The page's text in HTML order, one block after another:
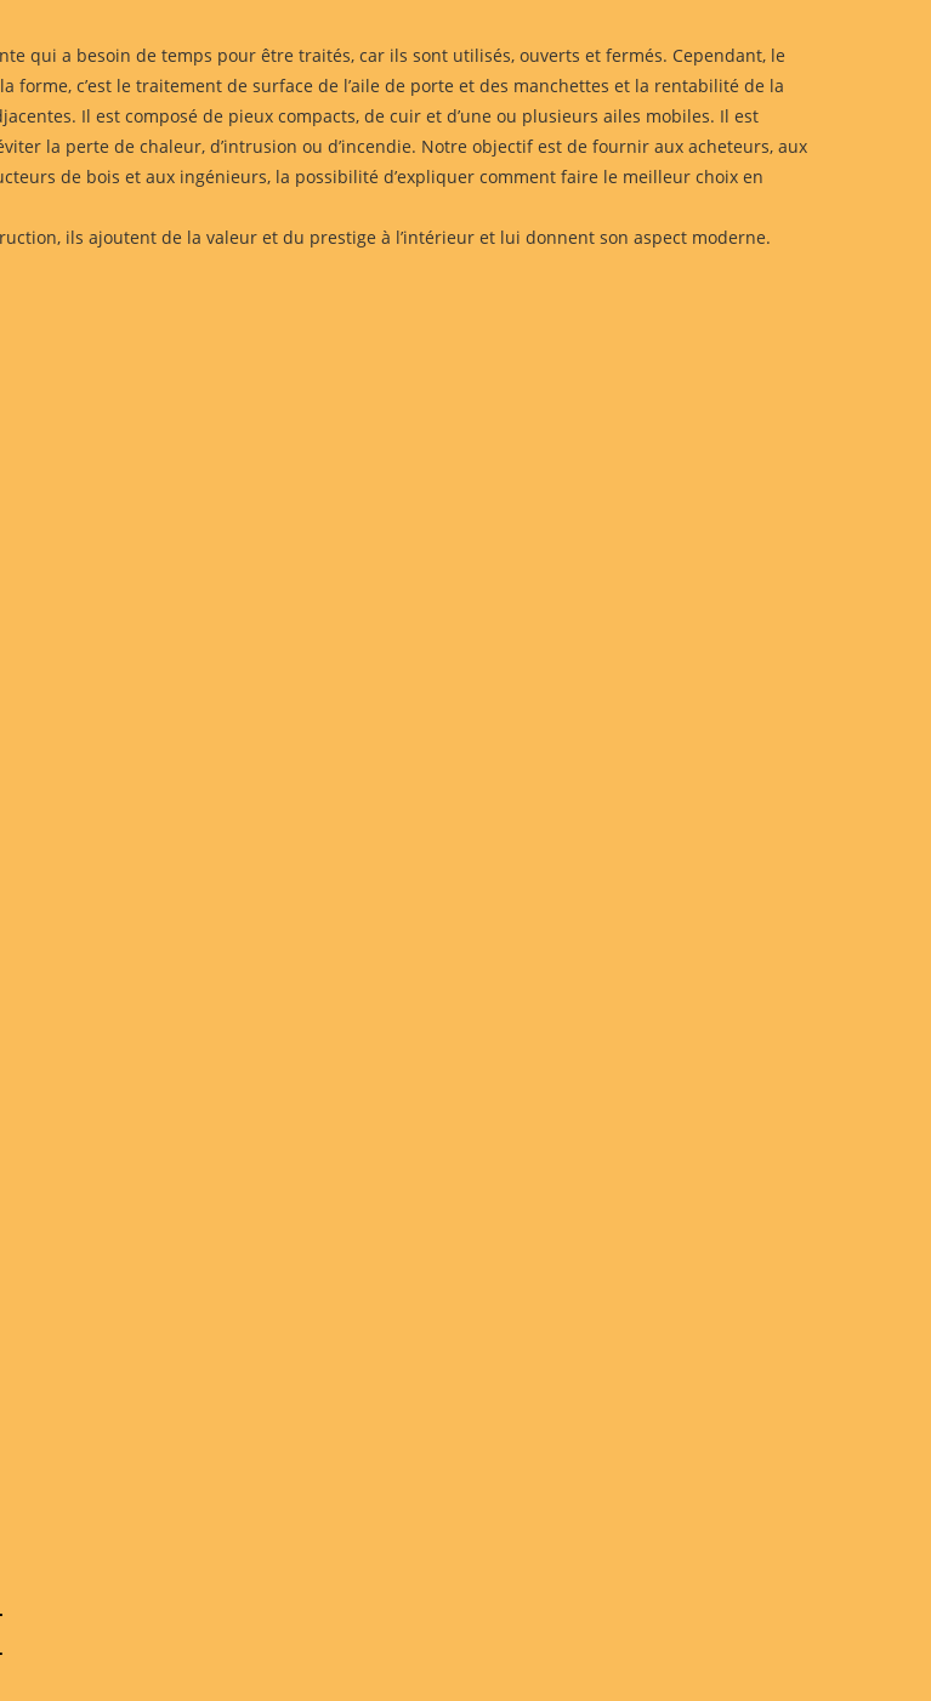
qui a besoin de temps pour être traités, car ils sont utilisés, ouverts et fermés. Cependant, le
c’est le traitement de surface de l’aile de porte et des manchettes et la rentabilité de la
Il est composé de pieux compacts, de cuir et d’une ou plusieurs ailes mobiles. Il est
la perte de chaleur, d’intrusion ou d’incendie. Notre objectif est de fournir aux acheteurs, aux
de bois et aux ingénieurs, la possibilité d’expliquer comment faire le meilleur choix en
ils ajoutent de la valeur et du prestige à l’intérieur et lui donnent son aspect moderne.